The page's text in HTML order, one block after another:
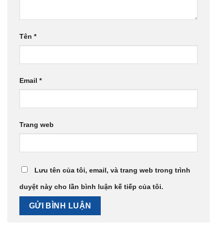
Tên *
Email *
Trang web
Lưu tên của tôi, email, và trang web trong trình
duyệt này cho lần bình luận kế tiếp của tôi.